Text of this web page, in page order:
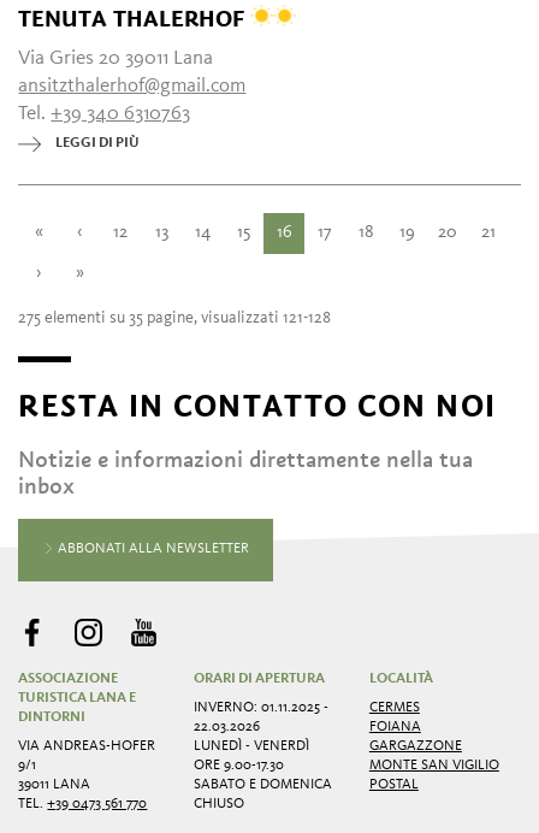
TENUTA THALERHOF
Via Gries 20 39011 Lana
ansitzthalerhof@gmail.com
Tel.+39 340 6310763
LEGGI DI PIÙ
« ‹ 12 13 14 15 16 17 18 19 20 21
› »
275 elementi su 35 pagine, visualizzati 121-128
RESTA IN CONTATTO CON NOI
Notizie e informazioni direttamente nella tua
inbox
ABBONATI ALLA NEWSLETTER
ASSOCIAZIONE
TURISTICA LANA E
DINTORNI
VIA ANDREAS-HOFER
9/1
39011 LANA
TEL.+39 0473 561 770
ORARI DI APERTURA
INVERNO: 01.11.2025 -
22.03.2026
LUNEDÌ - VENERDÌ
ORE 9.00-17.30
SABATO E DOMENICA
CHIUSO
LOCALITÀ
CERMES
FOIANA
GARGAZZONE
MONTE SAN VIGILIO
POSTAL